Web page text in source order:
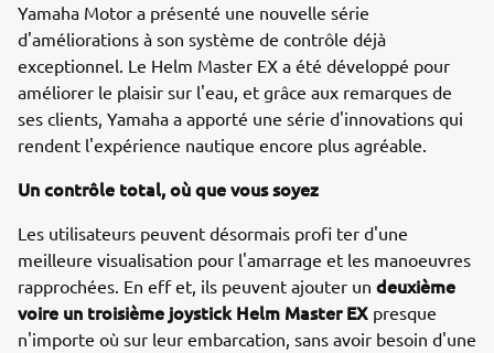
Yamaha Motor a présenté une nouvelle série
d'améliorations à son système de contrôle déjà
exceptionnel. Le Helm Master EX a été développé pour
améliorer le plaisir sur l'eau, et grâce aux remarques de
ses clients, Yamaha a apporté une série d'innovations qui
rendent l'expérience nautique encore plus agréable.
Un contrôle total, où que vous soyez
Les utilisateurs peuvent désormais profi ter d'une
meilleure visualisation pour l'amarrage et les manoeuvres
rapprochées. En eff et, ils peuvent ajouter un deuxième
voire un troisième joystick Helm Master EX presque
n'importe où sur leur embarcation, sans avoir besoin d'une